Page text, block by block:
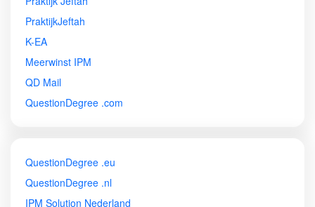
PraktijkJeftah
K-EA
Meerwinst IPM
QD Mail
QuestionDegree .com
QuestionDegree .eu
QuestionDegree .nl
IPM Solution Nederland